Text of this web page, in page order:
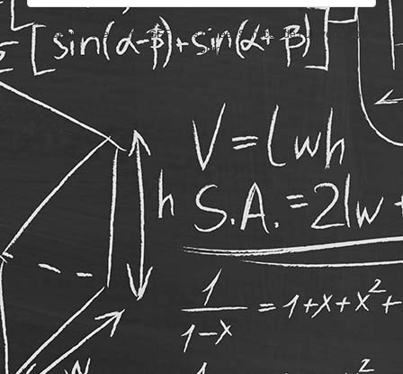
Un service offert par l'AGEF et les Career Services de l'Université de
Fribourg